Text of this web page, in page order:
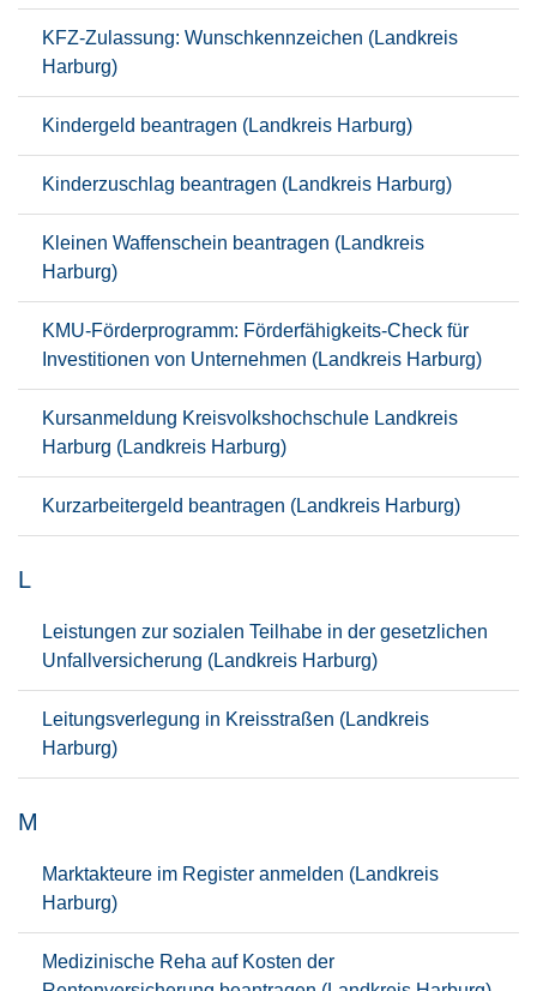
KFZ-Zulassung: Wunschkennzeichen (Landkreis
Harburg)
Kindergeld beantragen (Landkreis Harburg)
Kinderzuschlag beantragen (Landkreis Harburg)
Kleinen Waffenschein beantragen (Landkreis
Harburg)
KMU-Förderprogramm: Förderfähigkeits-Check für
Investitionen von Unternehmen (Landkreis Harburg)
Kursanmeldung Kreisvolkshochschule Landkreis
Harburg (Landkreis Harburg)
Kurzarbeitergeld beantragen (Landkreis Harburg)
L
Leistungen zur sozialen Teilhabe in der gesetzlichen
Unfallversicherung (Landkreis Harburg)
Leitungsverlegung in Kreisstraßen (Landkreis
Harburg)
M
Marktakteure im Register anmelden (Landkreis
Harburg)
Medizinische Reha auf Kosten der